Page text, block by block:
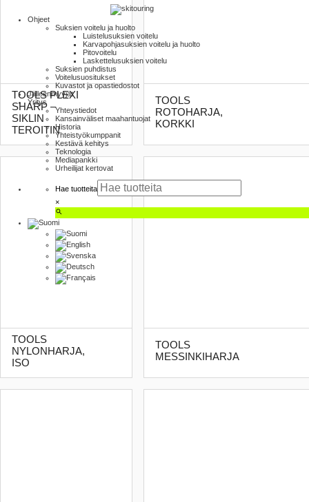
Ohjeet
Suksien voitelu ja huolto
Luistelu­suksien voitelu
Karva­pohja­suksien voitelu ja huolto
Pito­voitelu
Laskettelu­suksien voitelu
Suksien puhdistus
Voitelusuositukset
Kuvastot ja opas­tiedostot
Jälleenmyyjät
Yritys
Yhteystiedot
Kansainväliset maahantuojat
Historia
Yhteistyökumppanit
Kestävä kehitys
Teknologia
Mediapankki
Urheilijat kertovat
Hae tuotteita
×
TOOLS PLEXI
SHARP –
SIKLIN
TEROITIN
TOOLS
ROTOHARJA,
KORKKI
TOOLS
NYLONHARJA,
ISO
TOOLS
MESSINKIHARJA